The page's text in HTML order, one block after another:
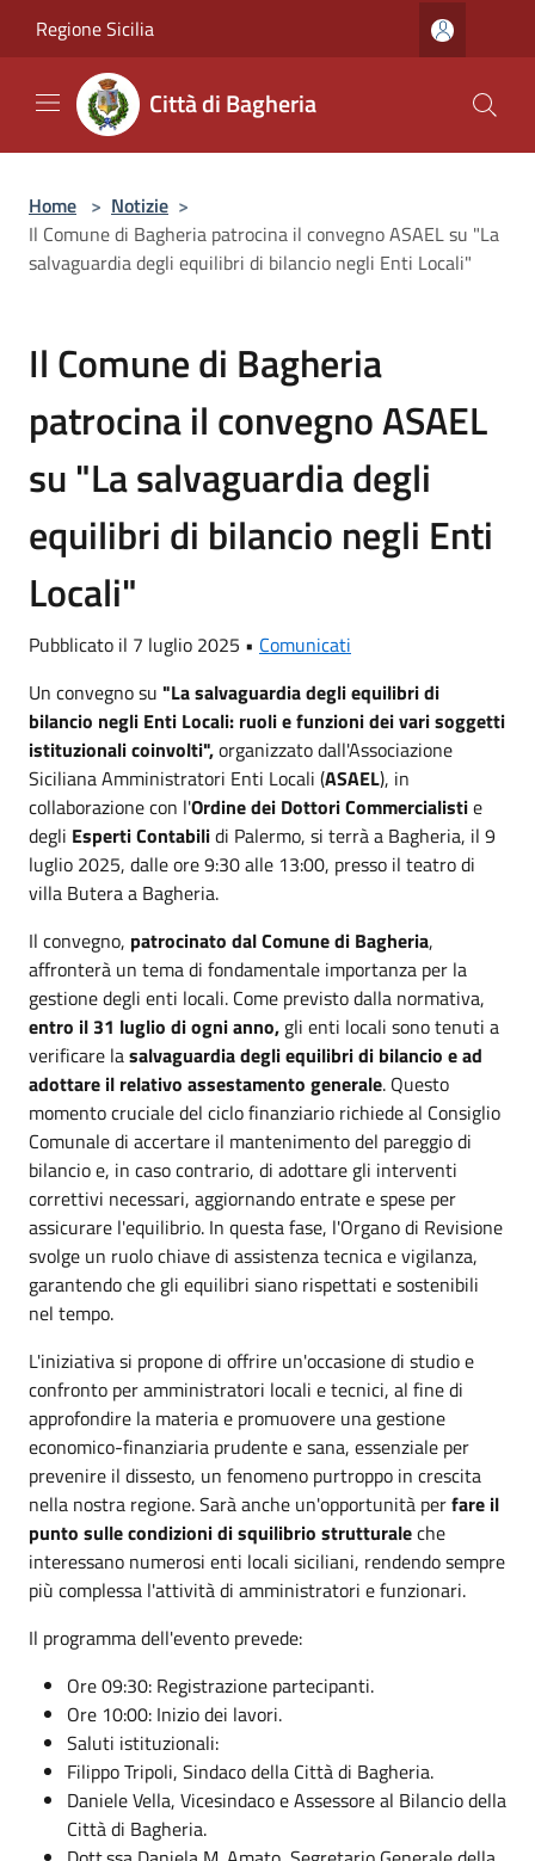
Regione Sicilia
Città di Bagheria
Home > Notizie >
Il Comune di Bagheria patrocina il convegno ASAEL su "La
salvaguardia degli equilibri di bilancio negli Enti Locali"
Il Comune di Bagheria
patrocina il convegno ASAEL
su "La salvaguardia degli
equilibri di bilancio negli Enti
Locali"
Pubblicato il 7 luglio 2025 • Comunicati
Un convegno su "La salvaguardia degli equilibri di
bilancio negli Enti Locali: ruoli e funzioni dei vari soggetti
istituzionali coinvolti",organizzato dall'Associazione
Siciliana Amministratori Enti Locali (ASAEL), in
collaborazione con l'Ordine dei Dottori Commercialistie
degli Esperti Contabilidi Palermo, si terrà a Bagheria, il 9
luglio 2025, dalle ore 9:30 alle 13:00, presso il teatro di
villa Butera a Bagheria.
Il convegno, patrocinato dal Comune di Bagheria,
affronterà un tema di fondamentale importanza per la
gestione degli enti locali. Come previsto dalla normativa,
entro il 31 luglio di ogni anno, gli enti locali sono tenuti a
verificare lasalvaguardia degli equilibri di bilancio e ad
adottare il relativo assestamento generale. Questo
momento cruciale del ciclo finanziario richiede al Consiglio
Comunale di accertare il mantenimento del pareggio di
bilancio e, in caso contrario, di adottare gli interventi
correttivi necessari, aggiornando entrate e spese per
assicurare l'equilibrio. In questa fase, l'Organo di Revisione
svolge un ruolo chiave di assistenza tecnica e vigilanza,
garantendo che gli equilibri siano rispettati e sostenibili
nel tempo.
L'iniziativa si propone di offrire un'occasione di studio e
confronto per amministratori locali e tecnici, al fine di
approfondire la materia e promuovere una gestione
economico-finanziaria prudente e sana, essenziale per
prevenire il dissesto, un fenomeno purtroppo in crescita
nella nostra regione. Sarà anche un'opportunità perfare il
punto sulle condizioni di squilibrio strutturaleche
interessano numerosi enti locali siciliani, rendendo sempre
più complessa l'attività di amministratori e funzionari.
Il programma dell'evento prevede:
Ore 09:30: Registrazione partecipanti.
Ore 10:00: Inizio dei lavori.
Saluti istituzionali:
Filippo Tripoli, Sindaco della Città di Bagheria.
Daniele Vella, Vicesindaco e Assessore al Bilancio della
Città di Bagheria.